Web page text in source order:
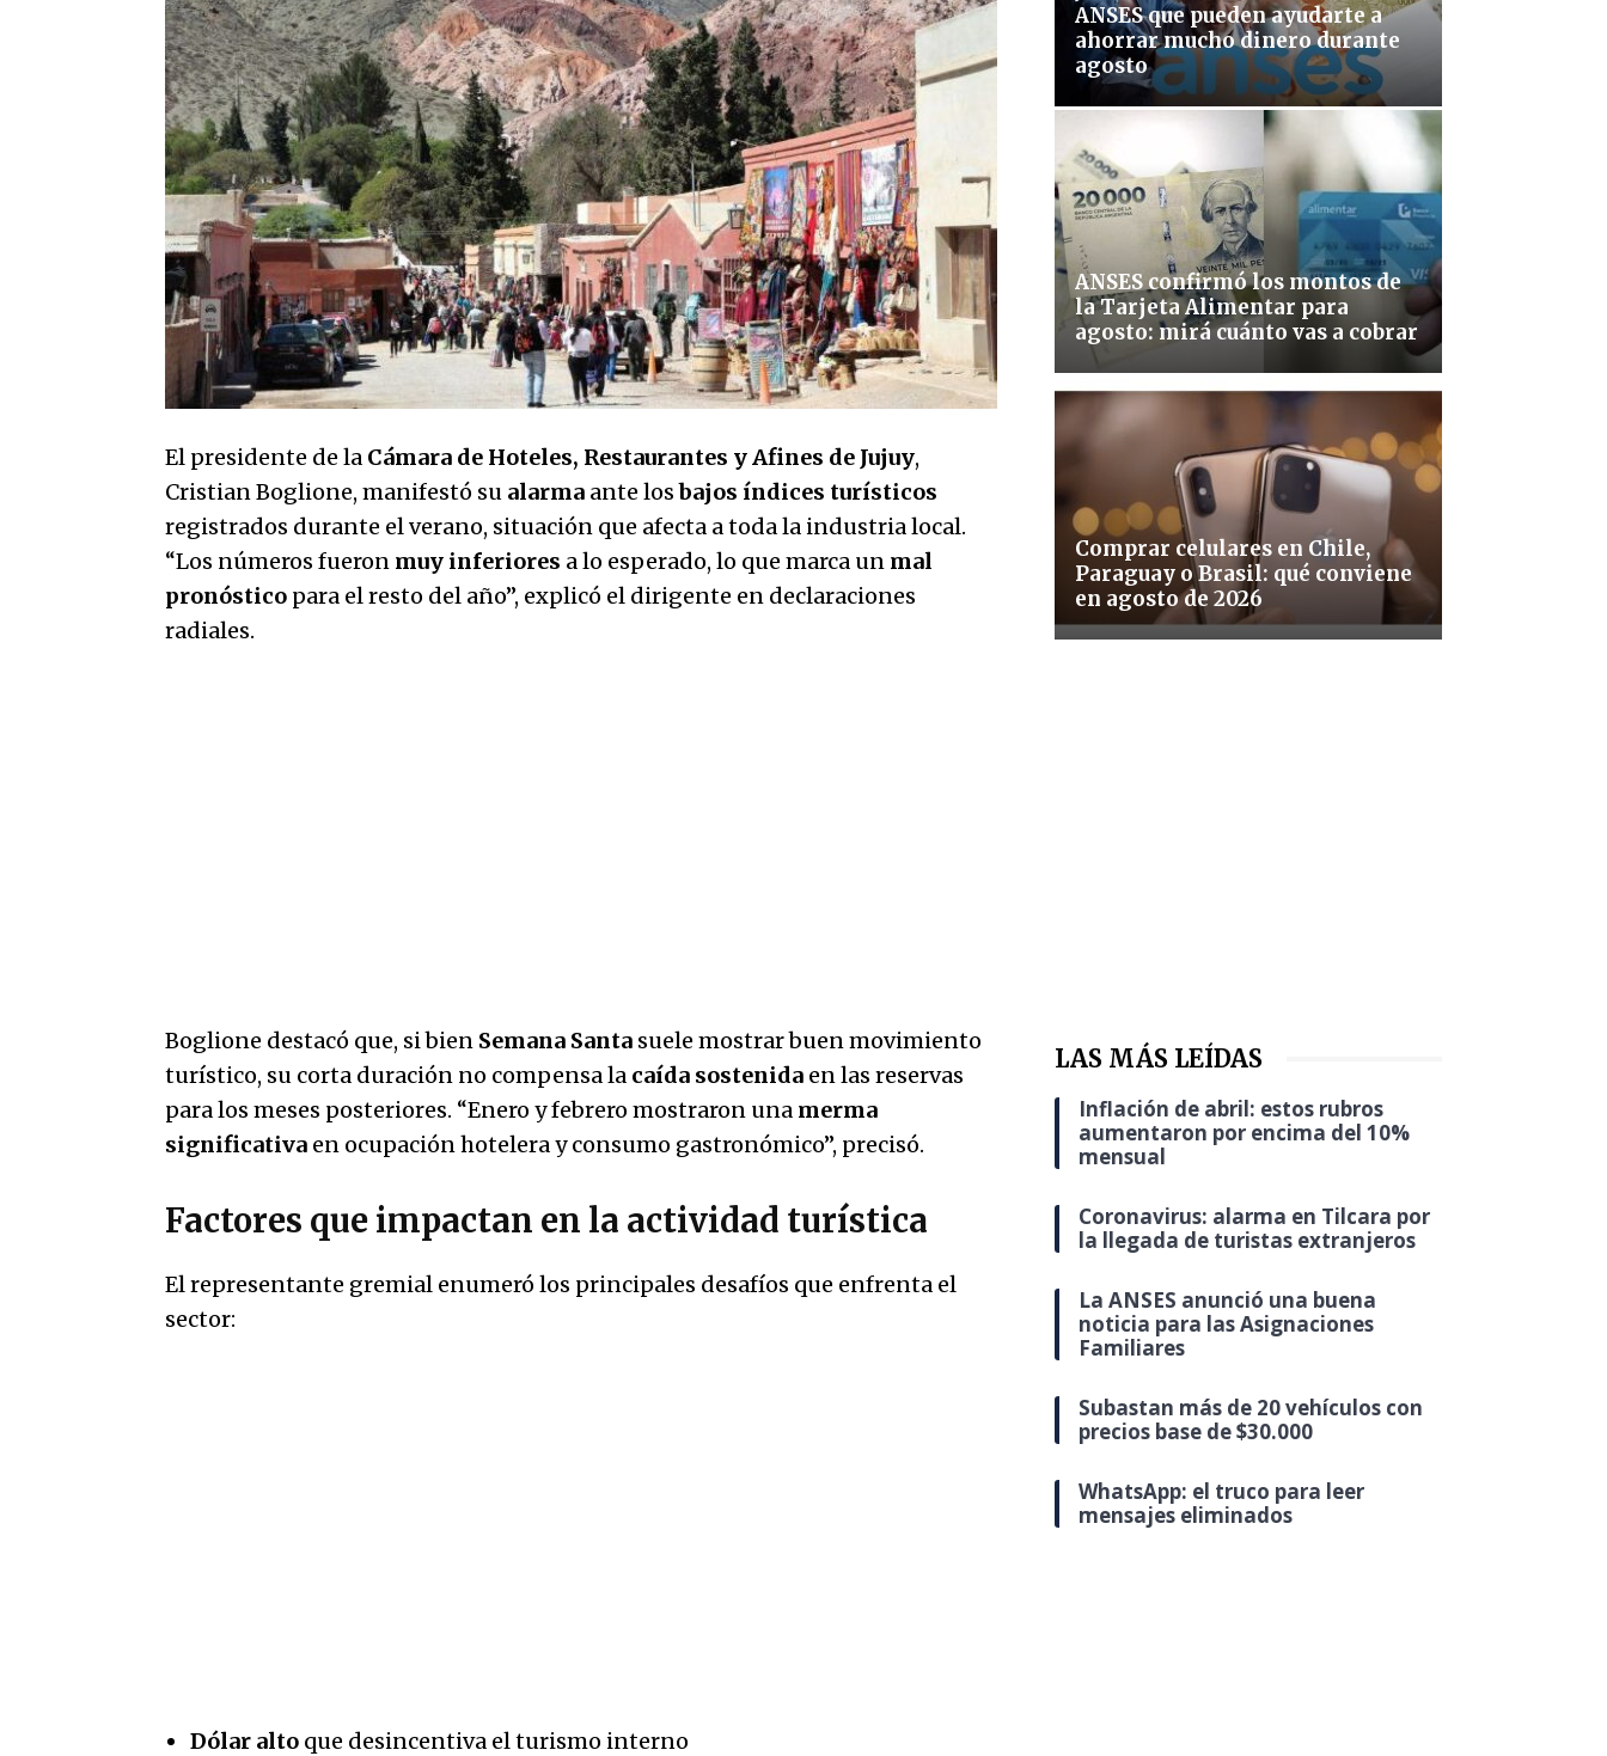
El presidente de la Cámara de Hoteles, Restaurantes y Afines de Jujuy,
Cristian Boglione, manifestó su alarma ante losbajos índices turísticos
registrados durante el verano, situación que afecta a toda la industria local.
“Los números fueron muy inferiores a lo esperado, lo que marca un mal
pronóstico para el resto del año”, explicó el dirigente en declaraciones
radiales.
Boglione destacó que, si bien Semana Santa suele mostrar buen movimiento
turístico, su corta duración no compensa la caída sostenida en las reservas
para los meses posteriores. “Enero y febrero mostraron una merma
significativa en ocupación hotelera y consumo gastronómico”, precisó.
Factores que impactan en la actividad turística
El representante gremial enumeró los principales desafíos que enfrenta el
sector:
Dólar alto que desincentiva el turismo interno
ANSES que pueden ayudarte a
ahorrar mucho dinero durante
agosto
ANSES confirmó los montos de
la Tarjeta Alimentar para
agosto: mirá cuánto vas a cobrar
Comprar celulares en Chile,
Paraguay o Brasil: qué conviene
en agosto de 2026
LAS MÁS LEÍDAS
Inflación de abril: estos rubros
aumentaron por encima del 10%
mensual
Coronavirus: alarma en Tilcara por
la llegada de turistas extranjeros
La ANSES anunció una buena
noticia para las Asignaciones
Familiares
Subastan más de 20 vehículos con
precios base de $30.000
WhatsApp: el truco para leer
mensajes eliminados